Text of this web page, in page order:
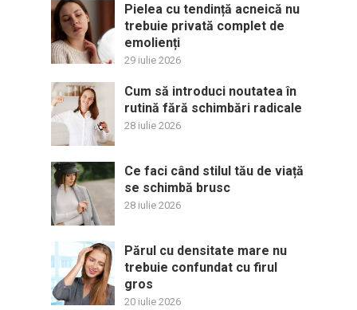
Pielea cu tendință acneică nu
trebuie privată complet de
emolienți
29 iulie 2026
Cum să introduci noutatea în
rutină fără schimbări radicale
28 iulie 2026
Ce faci când stilul tău de viață
se schimbă brusc
28 iulie 2026
Părul cu densitate mare nu
trebuie confundat cu firul
gros
20 iulie 2026